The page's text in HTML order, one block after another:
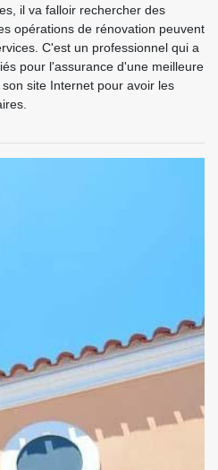
il va falloir rechercher des
opérations de rénovation peuvent
C'est un professionnel qui a
pour l'assurance d'une meilleure
site Internet pour avoir les